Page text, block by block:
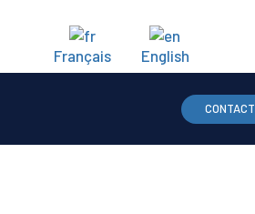
Français
English
CONTACT